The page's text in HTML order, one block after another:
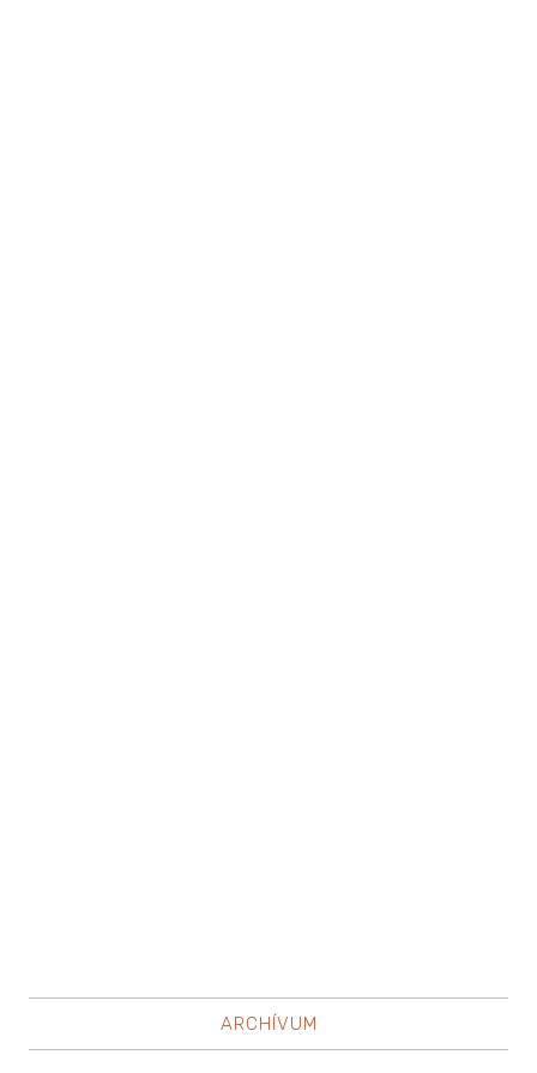
ARCHÍVUM